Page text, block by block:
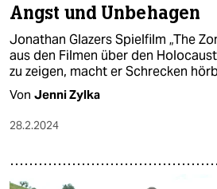
Angst und Unbehagen
Jonathan Glazers Spielfilm „The
aus den Filmen über den
zu zeigen, macht er Schrecken
Von Jenni Zylka
28.2.2024